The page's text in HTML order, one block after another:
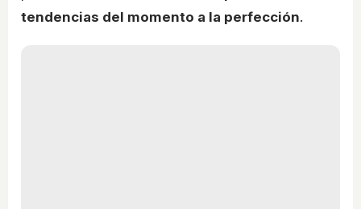
tendencias del momento a la perfección.